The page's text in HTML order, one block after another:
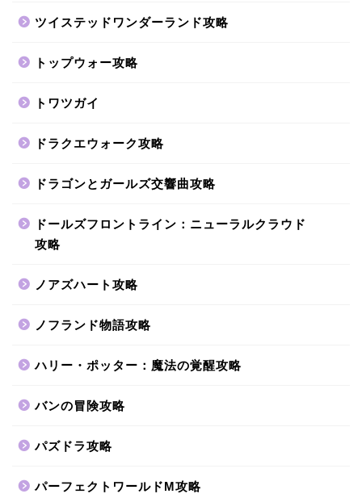
ツイステッドワンダーランド攻略
トップウォー攻略
トワツガイ
ドラクエウォーク攻略
ドラゴンとガールズ交響曲攻略
ドールズフロントライン：ニューラルクラウド
攻略
ノアズハート攻略
ノフランド物語攻略
ハリー・ポッター：魔法の覚醒攻略
バンの冒険攻略
パズドラ攻略
パーフェクトワールドM攻略